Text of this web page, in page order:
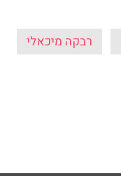
רבקה מיכאלי